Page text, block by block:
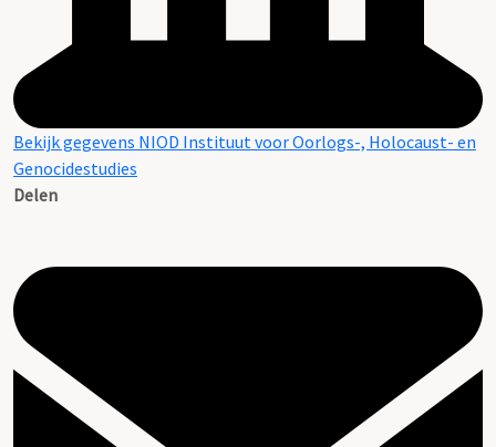
Bekijk gegevens NIOD Instituut voor Oorlogs-, Holocaust- en
Genocidestudies
Delen